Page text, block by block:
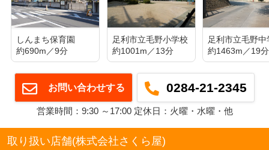
しんまち保育園
約690m／9分
足利市立毛野小学校
約1001m／13分
足利市立毛野中
約1463m／19分
お問い合わせする 0284-21-2345
営業時間：9:30 ～17:00 定休日：火曜・水曜・他
取り扱い店舗(株式会社さくら屋)